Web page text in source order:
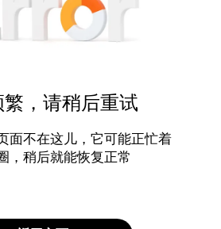
，请稍后重试
面不在这儿，它可能正忙着
，稍后就能恢复正常